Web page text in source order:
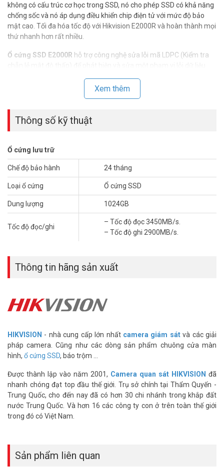
không có cấu trúc cơ học trong SSD, nó cho phép SSD có khả năng
chống sốc và nó áp dụng điều khiển chip điện tử với mức độ bảo
mật cao. Tối đa hóa tốc độ với Hikvision E2000R và hoàn thành mọi
thứ nhanh hơn rất nhiều.
Ổ cứng SSD E2000R hỗ trợ công nghệ sửa lỗi mã LDPC (Kiểm tra
Thông số kỹ thuật ổ cứng Internal SSD
1024GB HIKVISION HS-SSD-
E2000R(STD)/1024G/WX
– Hãng sản xuất: Hikvision
– Model: E2000R.
– Dòng PCIe Consumer SSD.
– Dung lượng: 1024GB.
– Bảo mật dữ liệu cao.
– Nhỏ và di động, dễ cài đặt.
– PCIe Gen 3 x 4, NVMe.
– Tốc độ đọc 3450MB/s.
– Nhiệt độ làm việc: 0~ 70 °C.
– Kích thước: 80.15 mm × 22.15 mm × 2.38 mm.
SSD cho camera
cáp tín hiệu,…
– Hàng chính hãng bảo hành 36 tháng 1 đổi 1
khách hàng vui lòng liên hệ HOTLINE 1900 9259 để được hỗ trợ tốt
nhất.
– Facebook: https://www.facebook.com/vuhoangtelecom/
– Youtube:https://www.youtube.com/c/VuhoangTVChannel
– Website:https://vuhoangtelecom.vn/
Xem thêm
Thông số kỹ thuật
Ổ cứng lưu trữ
Chế độ bảo hành 24 tháng
Loại ổ cứng Ổ cứng SSD
Dung lượng 1024GB
Tốc độ đọc/ghi
– Tốc độ đọc 3450MB/s.
– Tốc độ ghi 2900MB/s.
Thông tin hãng sản xuất
HIKVISION - nhà cung cấp lớn nhất camera giám sátvà các giải
pháp camera. Cũng như các dòng sản phẩm chuông cửa màn
hình, ổ cứng SSD, báo trộm ...
Được thành lập vào năm 2001, Camera quan sát HIKVISION đã
nhanh chóng đạt top đầu thế giới. Trụ sở chính tại Thẩm Quyến -
Trung Quốc, cho đến nay đã có hơn 30 chi nhánh trong khắp đất
nước Trung Quốc. Và hơn 16 các công ty con ở trên toàn thế giới
trong đó có Việt Nam.
Sản phẩm liên quan